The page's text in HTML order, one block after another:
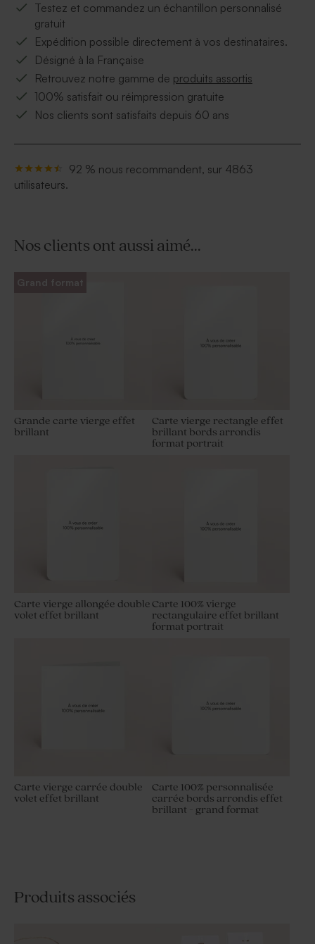
Testez et commandez un échantillon personnalisé
gratuit
Expédition possible directement à vos destinataires.
Désigné à la Française
Retrouvez notre gamme de produits assortis
100% satisfait ou réimpression gratuite
Nos clients sont satisfaits depuis 60 ans
92 % nous recommandent, sur 4863
utilisateurs.
Nos clients ont aussi aimé...
Grand format
Grande carte vierge effet
brillant
Carte vierge rectangle effet
brillant bords arrondis
format portrait
Carte vierge allongée double
volet effet brillant
Carte 100% vierge
rectangulaire effet brillant
format portrait
Carte vierge carrée double
volet effet brillant
Carte 100% personnalisée
carrée bords arrondis effet
brillant - grand format
Produits associés